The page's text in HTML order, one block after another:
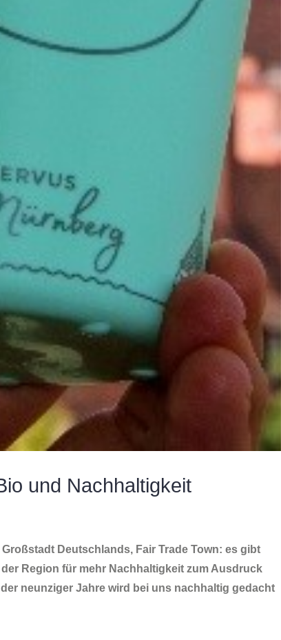
und Nachhaltigkeit
Deutschlands, Fair Trade Town: es gibt
Region für mehr Nachhaltigkeit zum Ausdruck
neunziger Jahre wird bei uns nachhaltig gedacht